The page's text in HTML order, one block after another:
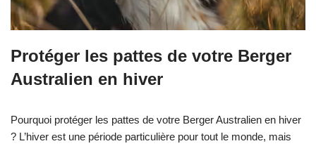
Protéger les pattes de votre Berger
Australien en hiver
Pourquoi protéger les pattes de votre Berger Australien en hiver
? L’hiver est une période particulière pour tout le monde, mais